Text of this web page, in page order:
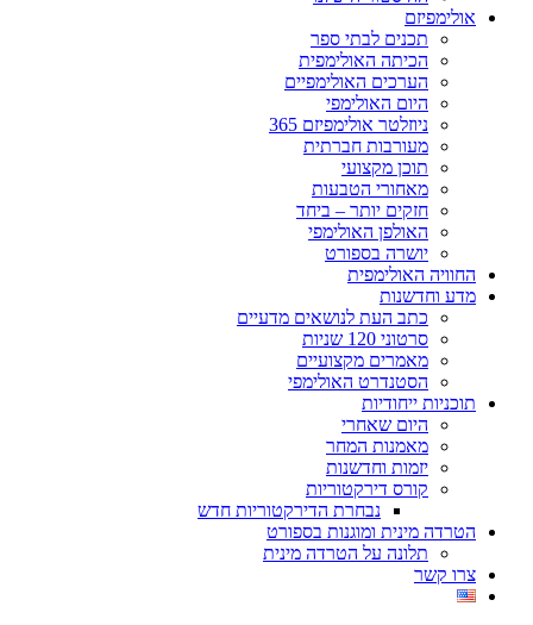
אולימפיזם
תכנים לבתי ספר
הכיתה האולימפית
הערכים האולימפיים
היום האולימפי
ניוזלטר אולימפיזם 365
מעורבות חברתית
תוכן מקצועי
מאחורי הטבעות
חזקים יותר – ביחד
האולפן האולימפי
יושרה בספורט
החוויה האולימפית
מדע וחדשנות
כתב העת לנושאים מדעיים
סרטוני 120 שניות
מאמרים מקצועיים
הסטנדרט האולימפי
תוכניות ייחודיות
היום שאחרי
מאמנות המחר
יזמות וחדשנות
קורס דירקטוריות
נבחרת הדירקטוריות חדש
הטרדה מינית ומוגנות בספורט
תלונה על הטרדה מינית
צרו קשר